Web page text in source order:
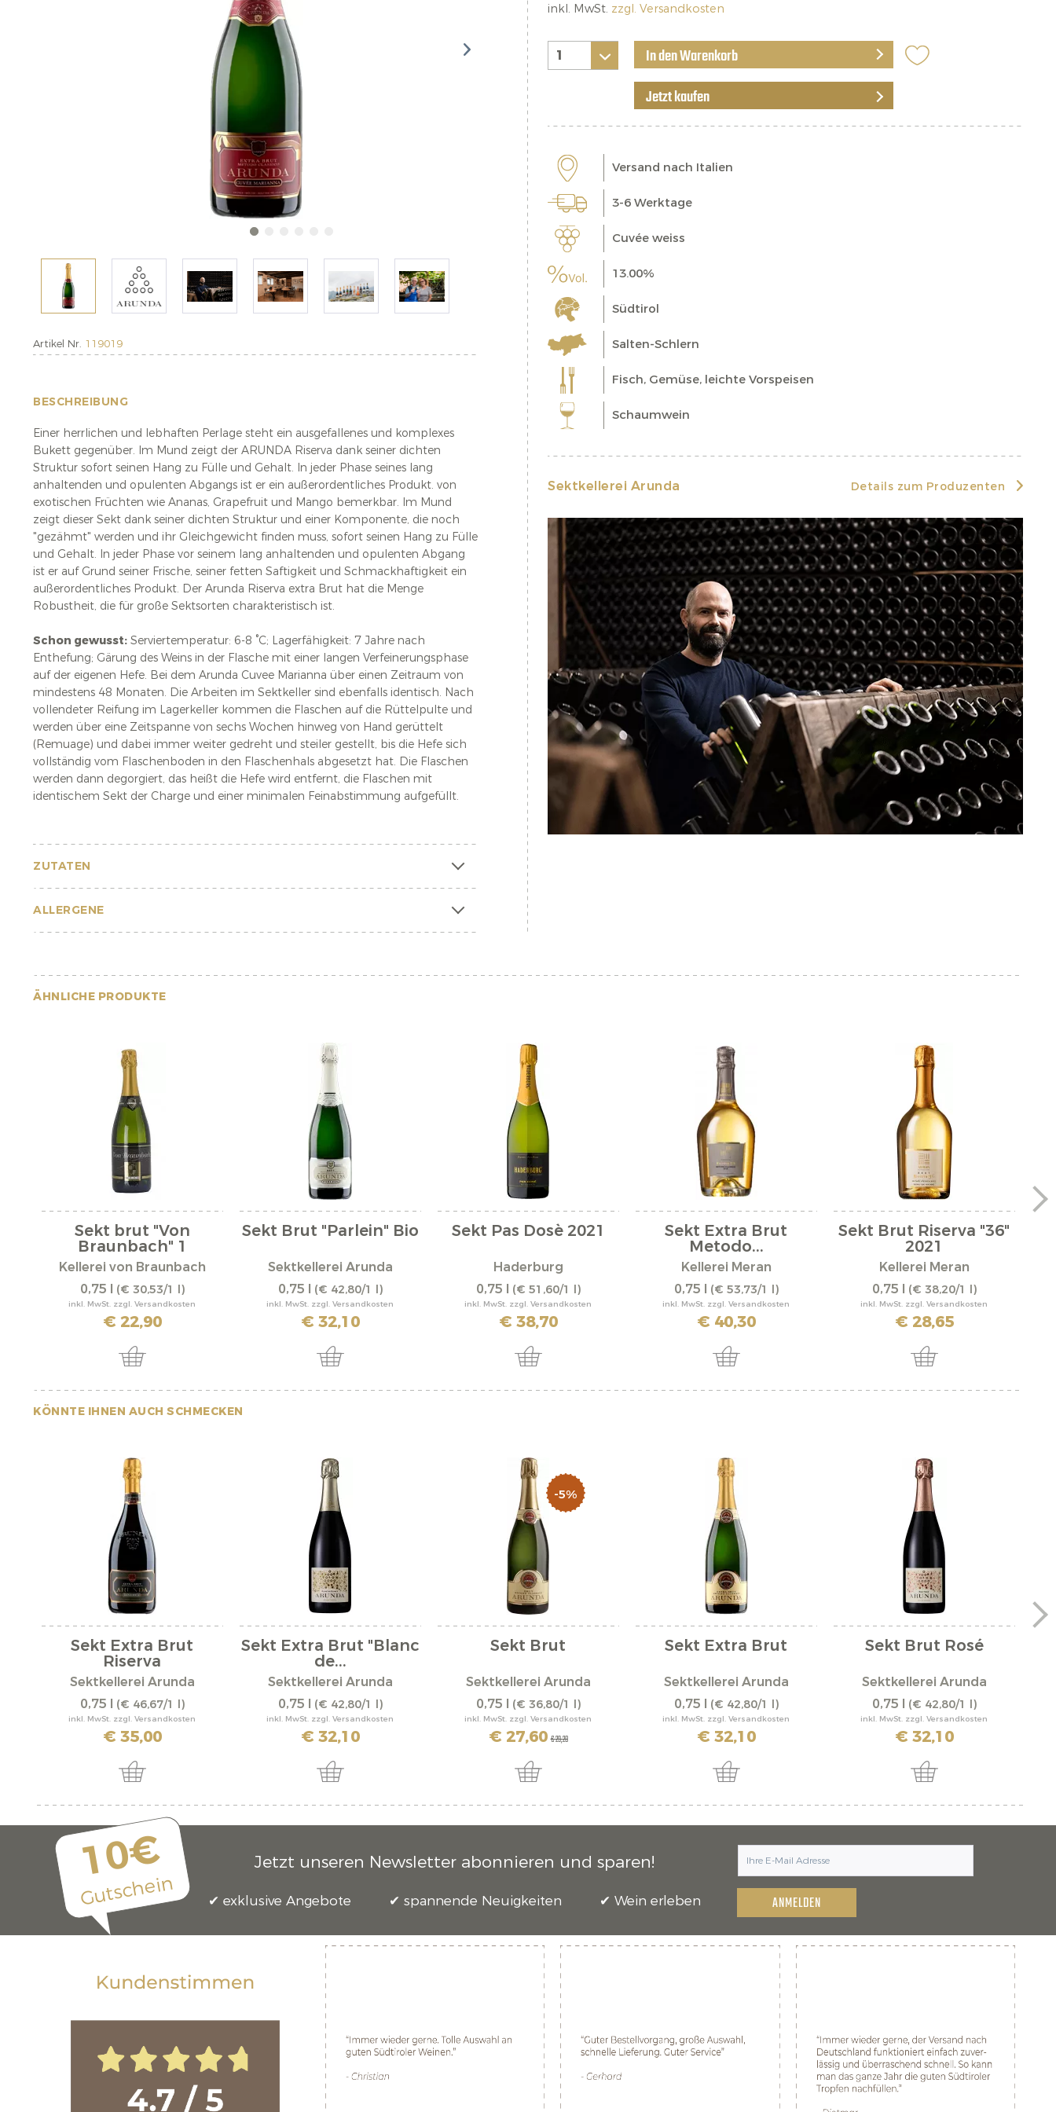
Artikel Nr. 119019
BESCHREIBUNG
Einer herrlichen und lebhaften Perlage steht ein ausgefallenes und komplexes
Bukett gegenüber. Im Mund zeigt der ARUNDA Riserva dank seiner dichten
Struktur sofort seinen Hang zu Fülle und Gehalt. In jeder Phase seines lang
anhaltenden und opulenten Abgangs ist er ein außerordentliches Produkt. von
exotischen Früchten wie Ananas, Grapefruit und Mango bemerkbar. Im Mund
zeigt dieser Sekt dank seiner dichten Struktur und einer Komponente, die noch
"gezähmt" werden und ihr Gleichgewicht finden muss, sofort seinen Hang zu Fülle
und Gehalt. In jeder Phase vor seinem lang anhaltenden und opulenten Abgang
ist er auf Grund seiner Frische, seiner fetten Saftigkeit und Schmackhaftigkeit ein
außerordentliches Produkt. Der Arunda Riserva extra Brut hat die Menge
Robustheit, die für große Sektsorten charakteristisch ist.
Schon gewusst: Serviertemperatur: 6-8 °C; Lagerfähigkeit: 7 Jahre nach
Enthefung; Gärung des Weins in der Flasche mit einer langen Verfeinerungsphase
auf der eigenen Hefe. Bei dem Arunda Cuvee Marianna über einen Zeitraum von
mindestens 48 Monaten. Die Arbeiten im Sektkeller sind ebenfalls identisch. Nach
vollendeter Reifung im Lagerkeller kommen die Flaschen auf die Rüttelpulte und
werden über eine Zeitspanne von sechs Wochen hinweg von Hand gerüttelt
(Remuage) und dabei immer weiter gedreht und steiler gestellt, bis die Hefe sich
vollständig vom Flaschenboden in den Flaschenhals abgesetzt hat. Die Flaschen
werden dann degorgiert, das heißt die Hefe wird entfernt, die Flaschen mit
identischem Sekt der Charge und einer minimalen Feinabstimmung aufgefüllt.
ZUTATEN
ALLERGENE
inkl. MwSt. zzgl. Versandkosten
In den Warenkorb
Jetzt kaufen
Versand nach Italien
3-6 Werktage
Cuvée weiss
13.00%
Südtirol
Salten-Schlern
Fisch, Gemüse, leichte Vorspeisen
Schaumwein
Sektkellerei Arunda Details zum Produzenten
ÄHNLICHE PRODUKTE
Sekt brut "Von
Braunbach" 1
Kellerei von Braunbach
0,75 l (€ 30,53/1 l)
inkl. MwSt. zzgl. Versandkosten
€ 22,90
Sekt Brut "Parlein" Bio
Sektkellerei Arunda
0,75 l (€ 42,80/1 l)
inkl. MwSt. zzgl. Versandkosten
€ 32,10
Sekt Pas Dosè 2021
Haderburg
0,75 l (€ 51,60/1 l)
inkl. MwSt. zzgl. Versandkosten
€ 38,70
Sekt Extra Brut
Metodo...
Kellerei Meran
0,75 l (€ 53,73/1 l)
inkl. MwSt. zzgl. Versandkosten
€ 40,30
Sekt Brut Riserva "36"
2021
Kellerei Meran
0,75 l (€ 38,20/1 l)
inkl. MwSt. zzgl. Versandkosten
€ 28,65
KÖNNTE IHNEN AUCH SCHMECKEN
Sekt Extra Brut
Riserva
Sektkellerei Arunda
0,75 l (€ 46,67/1 l)
inkl. MwSt. zzgl. Versandkosten
€ 35,00
Sekt Extra Brut "Blanc
de...
Sektkellerei Arunda
0,75 l (€ 42,80/1 l)
inkl. MwSt. zzgl. Versandkosten
€ 32,10
-5%
Sekt Brut
Sektkellerei Arunda
0,75 l (€ 36,80/1 l)
inkl. MwSt. zzgl. Versandkosten
€ 27,60 € 29,20
Sekt Extra Brut
Sektkellerei Arunda
0,75 l (€ 42,80/1 l)
inkl. MwSt. zzgl. Versandkosten
€ 32,10
Sekt Brut Rosé
Sektkellerei Arunda
0,75 l (€ 42,80/1 l)
inkl. MwSt. zzgl. Versandkosten
€ 32,10
10€
Gutschein
Jetzt unseren Newsletter abonnieren und sparen!
exklusive Angebote spannende Neuigkeiten Wein erleben ANMELDEN